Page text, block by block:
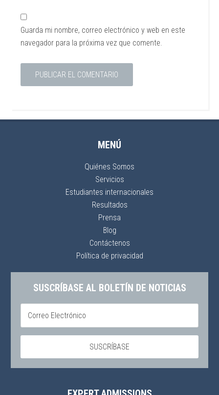
Guarda mi nombre, correo electrónico y web en este
navegador para la próxima vez que comente.
MENÚ
Quiénes Somos
Servicios
Estudiantes internacionales
Resultados
Prensa
Blog
Contáctenos
Política de privacidad
SUSCRÍBASE AL BOLETÍN DE NOTICIAS